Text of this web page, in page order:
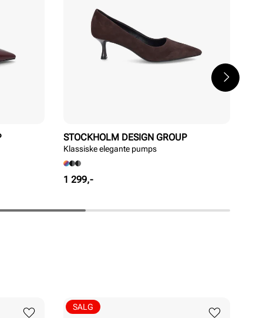
STOCKHOLM DESIGN GROUP
Klassiske elegante pumps
Pris
1 299,-
SALG